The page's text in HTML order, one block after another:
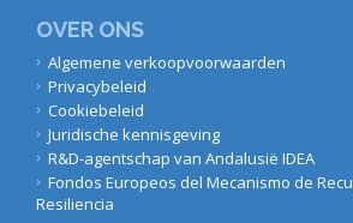
OVER ONS
Algemene verkoopvoorwaarden
Privacybeleid
Cookiebeleid
Juridische kennisgeving
R&D-agentschap van Andalusië IDEA
Fondos Europeos del Mecanismo de
Resiliencia